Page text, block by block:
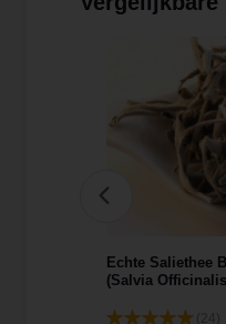
Echte Saliethee
(Salvia